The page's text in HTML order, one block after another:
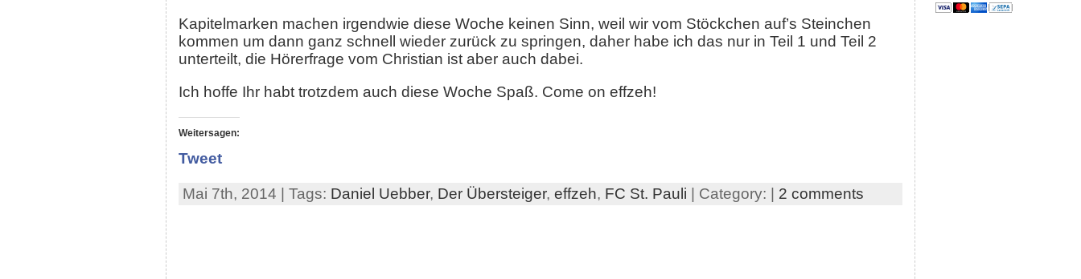
Kapitelmarken machen irgendwie diese Woche keinen Sinn, weil wir vom Stöckchen auf’s Steinchen
kommen um dann ganz schnell wieder zurück zu springen, daher habe ich das nur in Teil 1 und Teil 2
unterteilt, die Hörerfrage vom Christian ist aber auch dabei.
Ich hoffe Ihr habt trotzdem auch diese Woche Spaß. Come on effzeh!
Weitersagen:
Tweet
Mai 7th, 2014 | Tags: Daniel Uebber, Der Übersteiger, effzeh, FC St. Pauli | Category: | 2 comments